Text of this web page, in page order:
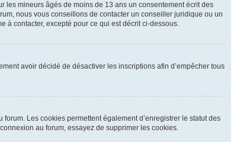
les mineurs âgés de moins de 13 ans un consentement écrit des
nous vous conseillons de contacter un conseiller juridique ou un
à contacter, excepté pour ce qui est décrit ci-dessous.
avoir décidé de désactiver les inscriptions afin d’empêcher tous
Les cookies permettent également d’enregistrer le statut des
au forum, essayez de supprimer les cookies.